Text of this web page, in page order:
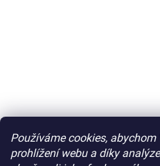
Používáme cookies,
prohlížení webu a díky